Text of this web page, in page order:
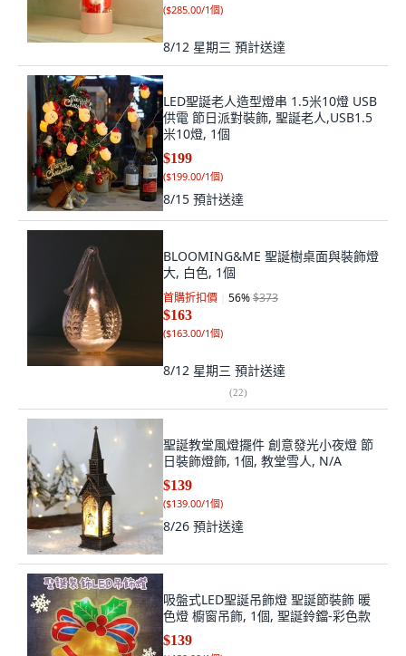
($285.00/1個)
8/12 星期三 預計送達
LED聖誕老人造型燈串 1.5米10燈 USB
供電 節日派對裝飾, 聖誕老人,USB1.5
米10燈, 1個
$199
($199.00/1個)
8/15 預計送達
BLOOMING&ME 聖誕樹桌面與裝飾燈
大, 白色, 1個
首購折扣價 56%$373
$163
($163.00/1個)
8/12 星期三 預計送達
(22)
聖誕教堂風燈擺件 創意發光小夜燈 節
日裝飾燈飾, 1個, 教堂雪人, N/A
$139
($139.00/1個)
8/26 預計送達
吸盤式LED聖誕吊飾燈 聖誕節裝飾 暖
色燈 櫥窗吊飾, 1個, 聖誕鈴鐺-彩色款
$139